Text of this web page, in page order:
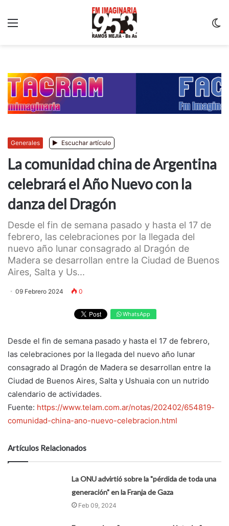
Generales Escuchar artículo
La comunidad china de Argentina
celebrará el Año Nuevo con la
danza del Dragón
Desde el fin de semana pasado y hasta el 17 de
febrero, las celebraciones por la llegada del
nuevo año lunar consagrado al Dragón de
Madera se desarrollan entre la Ciudad de Buenos
Aires, Salta y Us...
09 Febrero 2024 0
WhatsApp
Desde el fin de semana pasado y hasta el 17 de febrero,
las celebraciones por la llegada del nuevo año lunar
consagrado al Dragón de Madera se desarrollan entre la
Ciudad de Buenos Aires, Salta y Ushuaia con un nutrido
calendario de actividades.
Fuente: https://www.telam.com.ar/notas/202402/654819-
comunidad-china-ano-nuevo-celebracion.html
Artículos Relacionados
La ONU advirtió sobre la "pérdida de toda una
generación" en la Franja de Gaza
Feb 09, 2024